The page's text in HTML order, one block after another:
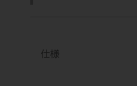
仕様